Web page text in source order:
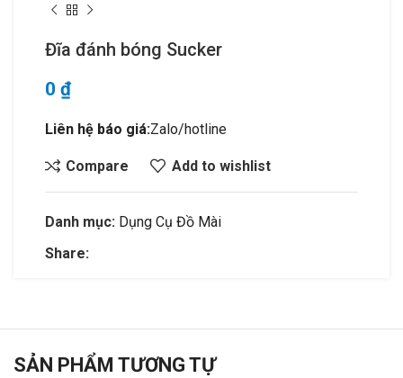
Đĩa đánh bóng Sucker
0 ₫
Liên hệ báo giá:Zalo/hotline
Compare Add to wishlist
Danh mục: Dụng Cụ Đồ Mài
Share:
SẢN PHẨM TƯƠNG TỰ